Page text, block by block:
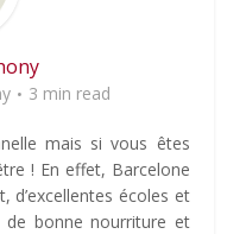
3 min read
mais si vous êtes
! En effet, Barcelone
d’excellentes écoles et
de bonne nourriture et